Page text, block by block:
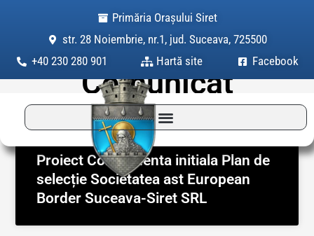
Primăria Orașului Siret
str. 28 Noiembrie, nr.1, jud. Suceava, 725500
+40 230 280 901
Hartă site Facebook
Category:
Comunicat
Proiect Componenta initiala Plan de
selecție Societatea ast European
Border Suceava-Siret SRL
PagePage